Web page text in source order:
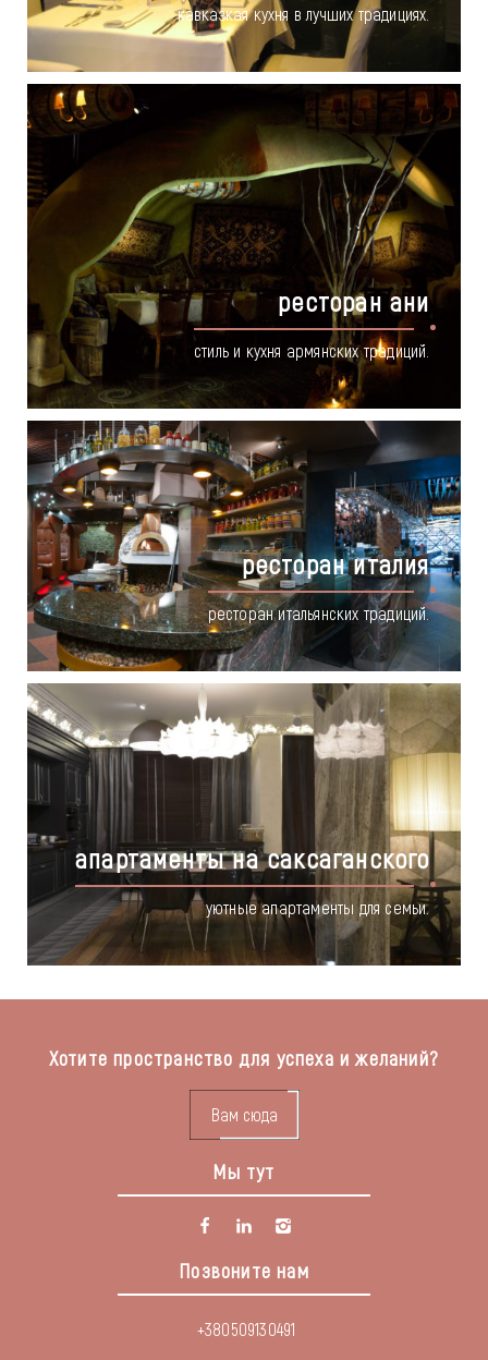
кавказкая кухня в лучших традициях.
ресторан ани
стиль и кухня армянских традиций.
ресторан италия
ресторан итальянских традиций.
апартаменты на саксаганского
уютные апартаменты для семьи.
Хотите пространство для успеха и желаний?
Вам сюда
Мы тут
Позвоните нам
+380509130491